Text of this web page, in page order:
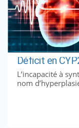
Déficit en
L’incapacité à
nom